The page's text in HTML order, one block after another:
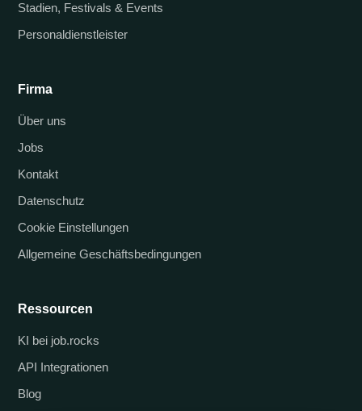
Stadien, Festivals & Events
Personaldienstleister
Firma
Über uns
Jobs
Kontakt
Datenschutz
Cookie Einstellungen
Allgemeine Geschäftsbedingungen
Ressourcen
KI bei job.rocks
API Integrationen
Blog